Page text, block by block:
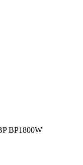
BP1800W